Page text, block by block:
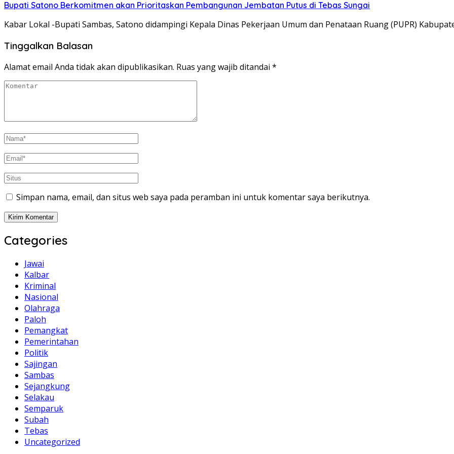
Bupati Satono Berkomitmen akan Prioritaskan Pembangunan Jembatan Putus di Tebas Sungai
Kabar Lokal -Bupati Sambas, Satono didampingi Kepala Dinas Pekerjaan Umum dan Penataan Ruang (PUPR)
Tinggalkan Balasan
Alamat email Anda tidak akan dipublikasikan. Ruas yang wajib ditandai *
Simpan nama, email, dan situs web saya pada peramban ini untuk komentar saya berikutnya.
Categories
Jawai
Kalbar
Kriminal
Nasional
Olahraga
Paloh
Pemangkat
Pemerintahan
Politik
Sajingan
Sambas
Sejangkung
Selakau
Semparuk
Subah
Tebas
Uncategorized